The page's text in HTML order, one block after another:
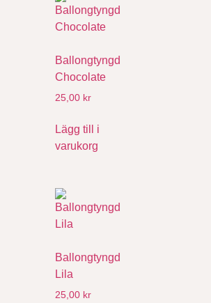
Ballongtyngd
Chocolate
25,00 kr
Lägg till i
varukorg
Ballongtyngd
Lila
25,00 kr